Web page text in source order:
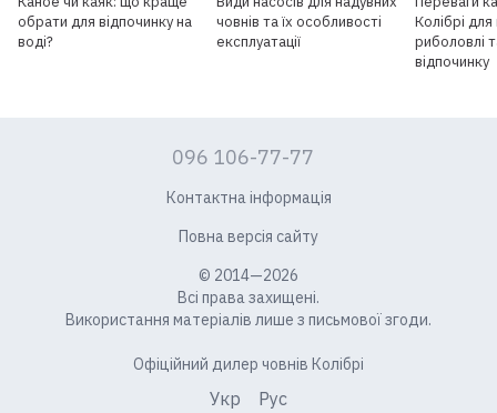
обрати для відпочинку на
воді?
човнів та їх особливості
експлуатації
Колібрі
риболовлі
відпочинку
096 106-77-77
Контактна інформація
Повна версія сайту
© 2014—2026
Всі права захищені.
Використання матеріалів лише з письмової згоди.
Офіційний дилер човнів Колібрі
Укр Рус